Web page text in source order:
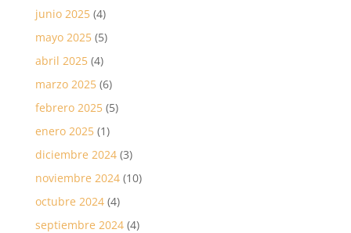
junio 2025(4)
mayo 2025(5)
abril 2025(4)
marzo 2025(6)
febrero 2025(5)
enero 2025(1)
diciembre 2024(3)
noviembre 2024(10)
octubre 2024(4)
septiembre 2024(4)